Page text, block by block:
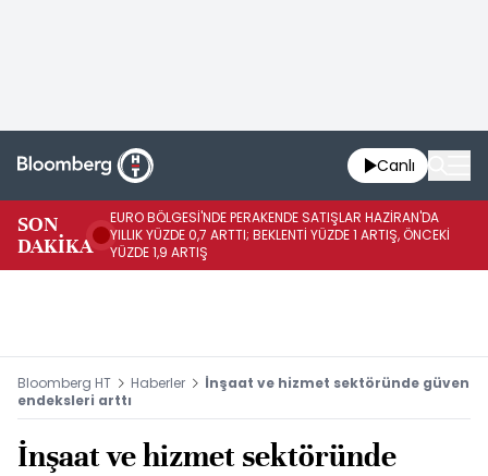
Canlı
SON
DAKİKA
EURO BÖLGESİ'NDE PERAKENDE SATIŞLAR HAZİRAN'DA
YILLIK YÜZDE 0,7 ARTTI; BEKLENTİ YÜZDE 1 ARTIŞ, ÖNCEKİ
YÜZDE 1,9 ARTIŞ
Bloomberg HT Haberler
İnşaat ve hizmet sektöründe güven
endeksleri arttı
İnşaat ve hizmet sektöründe